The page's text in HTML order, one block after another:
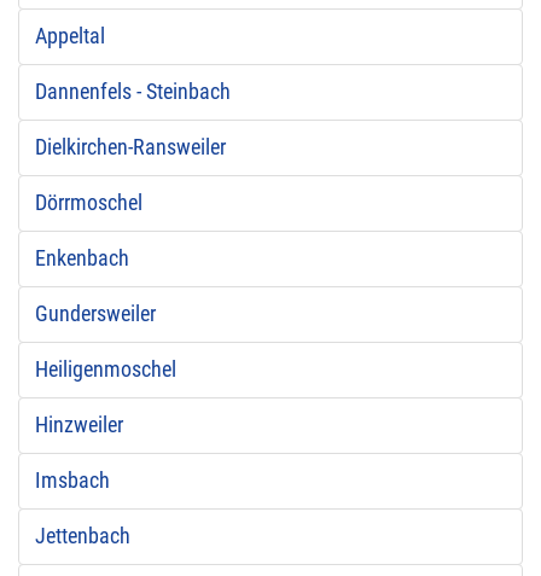
Appeltal
Dannenfels - Steinbach
Dielkirchen-Ransweiler
Dörrmoschel
Enkenbach
Gundersweiler
Heiligenmoschel
Hinzweiler
Imsbach
Jettenbach